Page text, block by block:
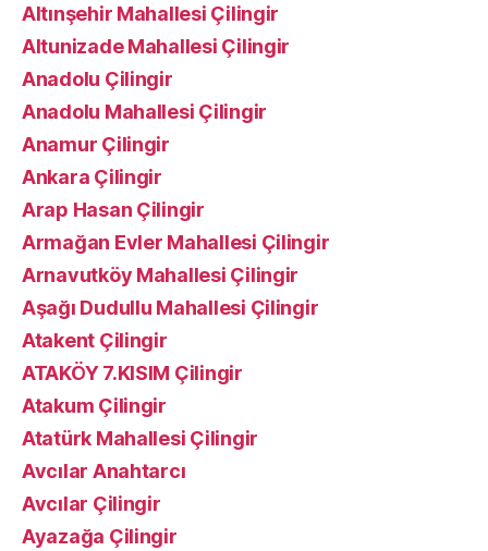
Altınşehir Mahallesi Çilingir
Altunizade Mahallesi Çilingir
Anadolu Çilingir
Anadolu Mahallesi Çilingir
Anamur Çilingir
Ankara Çilingir
Arap Hasan Çilingir
Armağan Evler Mahallesi Çilingir
Arnavutköy Mahallesi Çilingir
Aşağı Dudullu Mahallesi Çilingir
Atakent Çilingir
ATAKÖY 7.KISIM Çilingir
Atakum Çilingir
Atatürk Mahallesi Çilingir
Avcılar Anahtarcı
Avcılar Çilingir
Ayazağa Çilingir